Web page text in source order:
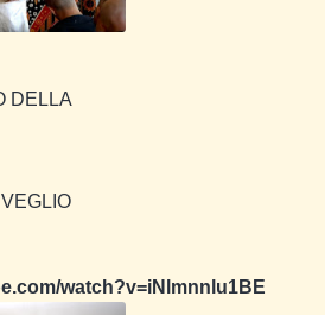
DELLA
watch?v=iNlmnnlu1BE